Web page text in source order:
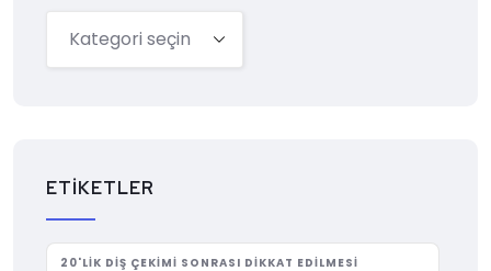
ETIKETLER
20'LIK DIŞ ÇEKIMI SONRASI DIKKAT EDILMESI